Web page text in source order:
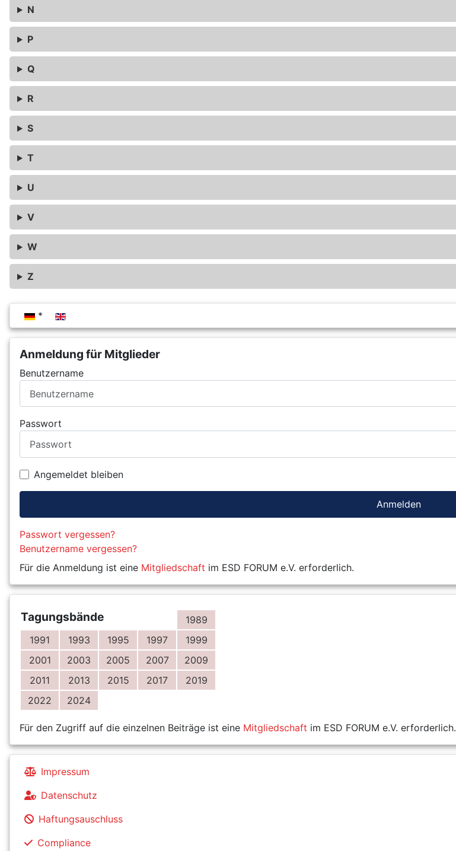
Sprache auswählen
Anmeldung für Mitglieder
Benutzername
Passwort
Angemeldet bleiben
Anmelden
Passwort vergessen?
Benutzername vergessen?
Für die Anmeldung ist eine Mitgliedschaft im ESD FORUM e.V. erforderlich.
Tagungsbände
1989
1991
1993 1995 1997
1999
2001
2003 2005 2007
2009
2011
2013 2015 2017
2019
2022
2024
Für den Zugriff auf die einzelnen Beiträge ist eine Mitgliedschaft im ESD FORUM e.V. erforderlich.
Impressum
Datenschutz
Haftungsauschluss
Compliance
N
P
Q
R
S
T
U
V
W
Z